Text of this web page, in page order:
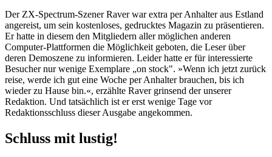
Der ZX-Spectrum-Szener Raver war extra per Anhalter aus Estland
angereist, um sein kostenloses, gedrucktes Magazin zu präsentieren.
Er hatte in diesem den Mitgliedern aller möglichen anderen
Computer-Plattformen die Möglichkeit geboten, die Leser über
deren Demoszene zu informieren. Leider hatte er für interessierte
Besucher nur wenige Exemplare „on stock". »Wenn ich jetzt zurück
reise, werde ich gut eine Woche per Anhalter brauchen, bis ich
wieder zu Hause bin.«, erzählte Raver grinsend der unserer
Redaktion. Und tatsächlich ist er erst wenige Tage vor
Redaktionsschluss dieser Ausgabe angekommen.
Schluss mit lustig!